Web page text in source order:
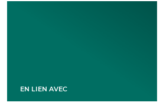
EN LIEN AVEC